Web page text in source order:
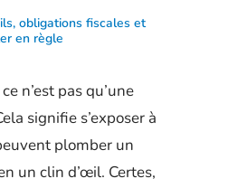
obligations fiscales et
en règle
n’est pas qu’une
signifie s’exposer à
plomber un
un clin d’œil. Certes,